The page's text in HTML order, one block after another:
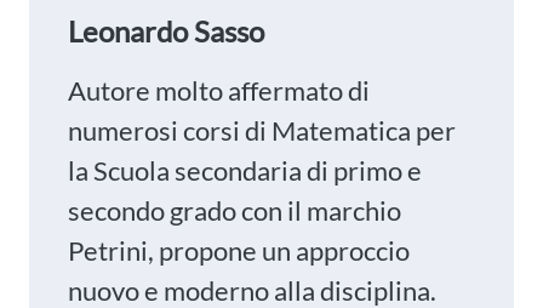
Leonardo Sasso
Autore molto affermato di
numerosi corsi di Matematica per
la Scuola secondaria di primo e
secondo grado con il marchio
Petrini, propone un approccio
nuovo e moderno alla disciplina.